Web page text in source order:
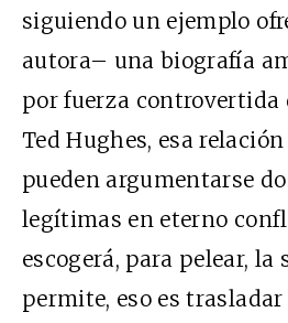
siguiendo un ejemplo
autora– una biografía
por fuerza controvertida
Ted Hughes, esa
pueden argumentarse
legítimas en eterno
escogerá, para pelear, la
permite, eso es